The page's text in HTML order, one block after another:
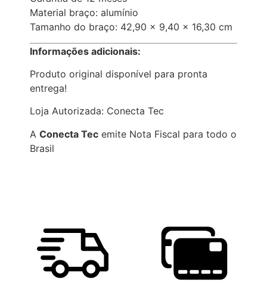
Material braço: alumínio
Tamanho do braço: 42,90 x 9,40 x 16,30 cm
Informações adicionais:
Produto original disponível para pronta
entrega!
Loja Autorizada: Conecta Tec
A Conecta Tec emite Nota Fiscal para todo o
Brasil